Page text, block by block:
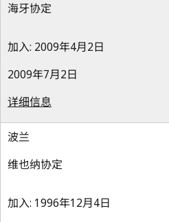
海牙协定
加入: 2009年4月2日
2009年7月2日
详细信息
波兰
维也纳协定
加入: 1996年12月4日